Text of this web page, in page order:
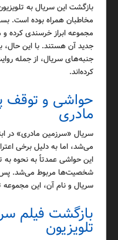
بازگشت این سریال به
مخاطبان همراه بوده است.
مجموعه ابراز خرسندی کرده
جدید آن هستند. با این حال،
جنبه‌های سریال، از جمله
کرده‌اند.
حواشی و توقف
مادری
سریال «سرزمین مادری» در
می‌شد، اما به دلیل برخی
این حواشی عمدتاً به نحوه به
شخصیت‌ها مربوط می‌شد. پس
سریال و نام آن، این مجموعه
بازگشت فیلم
تلویزیون